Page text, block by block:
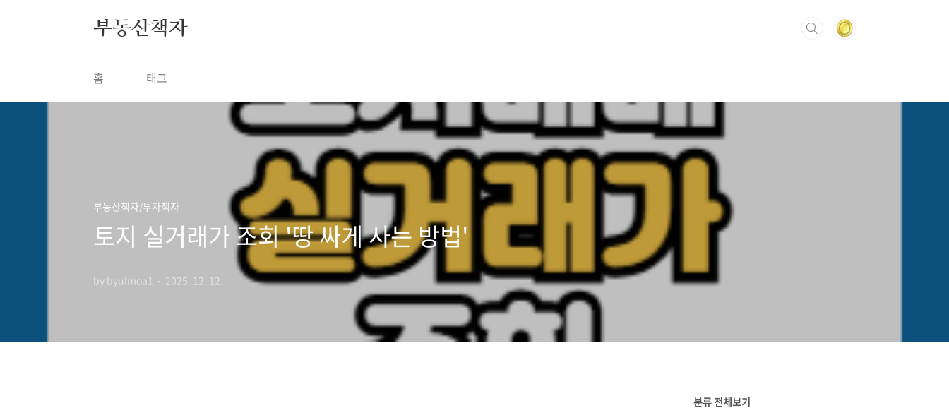
부동산책자
홈 태그
부동산책자/투자책자
토지 실거래가 조회 '땅 싸게 사는 방법'
by byulmoa1 2025. 12. 12.
분류 전체보기